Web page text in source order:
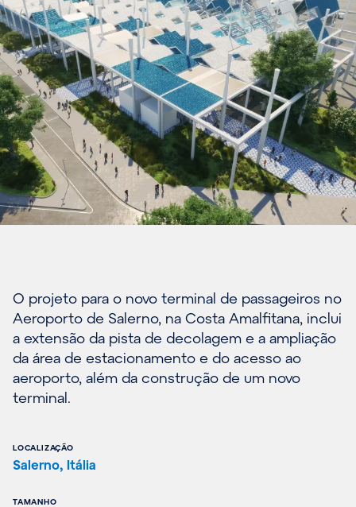
O projeto para o novo terminal de passageiros no
Aeroporto de Salerno, na Costa Amalfitana, inclui
a extensão da pista de decolagem e a ampliação
da área de estacionamento e do acesso ao
aeroporto, além da construção de um novo
terminal.
LOCALIZAÇÃO
Salerno, Itália
TAMANHO